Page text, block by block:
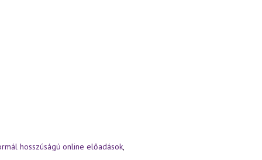
hosszúságú online előadások,